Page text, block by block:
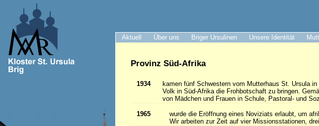
Aktuell Über uns Briger Ursulinen Unsere Identität
Provinz Süd-Afrika
1934
kamen fünf Schwestern vom Mutterhaus St. Ursula
Volk in Süd-Afrika die Frohbotschaft zu bringen.
von Mädchen und Frauen in Schule, Pastoral- und
1965
wurde die Eröffnung eines Noviziats erlaubt, um
Wir arbeiten zur Zeit auf vier Missionsstationen,